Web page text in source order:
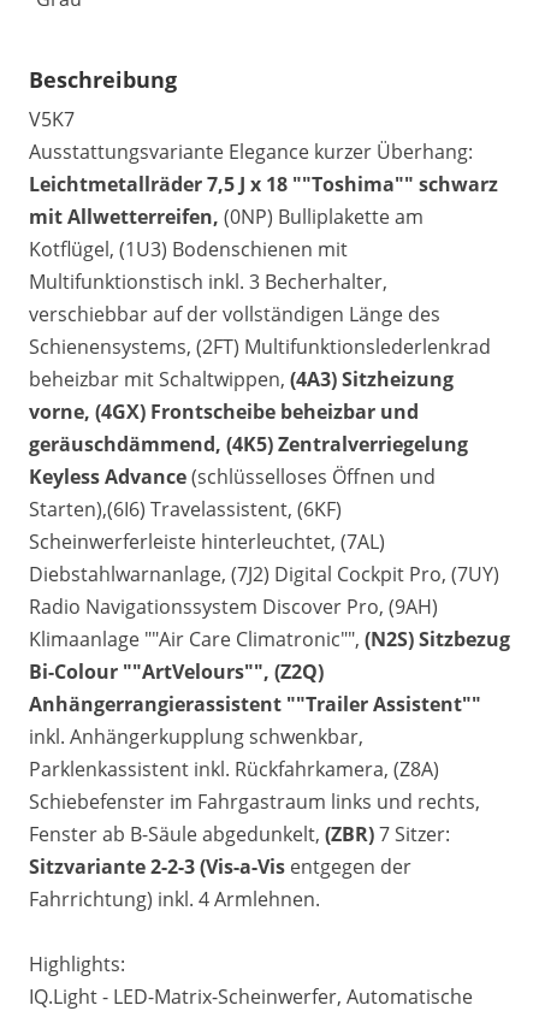
Beschreibung
V5K7
Ausstattungsvariante Elegance kurzer Überhang:
Leichtmetallräder 7,5 J x 18 ""Toshima"" schwarz
mit Allwetterreifen, (0NP) Bulliplakette am
Kotflügel, (1U3) Bodenschienen mit
Multifunktionstisch inkl. 3 Becherhalter,
verschiebbar auf der vollständigen Länge des
Schienensystems, (2FT) Multifunktionslederlenkrad
beheizbar mit Schaltwippen, (4A3) Sitzheizung
vorne, (4GX) Frontscheibe beheizbar und
geräuschdämmend, (4K5) Zentralverriegelung
Keyless Advance(schlüsselloses Öffnen und
Starten),(6I6) Travelassistent, (6KF)
Scheinwerferleiste hinterleuchtet, (7AL)
Diebstahlwarnanlage, (7J2) Digital Cockpit Pro, (7UY)
Radio Navigationssystem Discover Pro, (9AH)
Klimaanlage ""Air Care Climatronic"", (N2S) Sitzbezug
Bi-Colour ""ArtVelours"", (Z2Q)
Anhängerrangierassistent ""Trailer Assistent""
inkl. Anhängerkupplung schwenkbar,
Parklenkassistent inkl. Rückfahrkamera, (Z8A)
Schiebefenster im Fahrgastraum links und rechts,
Fenster ab B-Säule abgedunkelt, (ZBR)7 Sitzer:
Sitzvariante 2-2-3 (Vis-a-Vis entgegen der
Fahrrichtung) inkl. 4 Armlehnen.
Highlights:
IQ.Light - LED-Matrix-Scheinwerfer, Automatische